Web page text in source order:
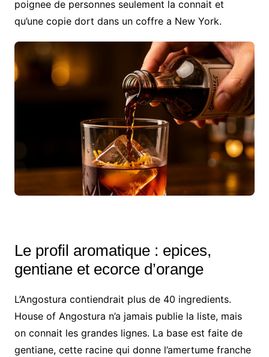
poignee de personnes seulement la connait et
qu’une copie dort dans un coffre a New York.
Le profil aromatique : epices,
gentiane et ecorce d’orange
L’Angostura contiendrait plus de 40 ingredients.
House of Angostura n’a jamais publie la liste, mais
on connait les grandes lignes. La base est faite de
gentiane, cette racine qui donne l’amertume franche